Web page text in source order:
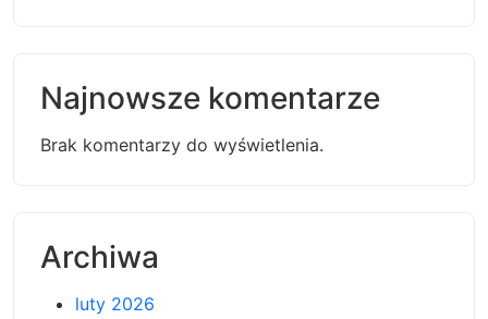
Najnowsze komentarze
Brak komentarzy do wyświetlenia.
Archiwa
luty 2026